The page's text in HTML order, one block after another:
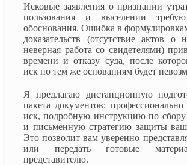
Исковые заявления о признании
пользования и выселении
обоснования. Ошибка в
доказательств (отсутствие актов о
неверная работа со свидетелями)
времени и отказу суда, после
иск по тем же основаниям будет
Я предлагаю дистанционную
пакета документов: профессионально
иск, подробную инструкцию по сбору
и письменную стратегию защиты
Это позволит вам уверенно
или передать готовые
представителю.